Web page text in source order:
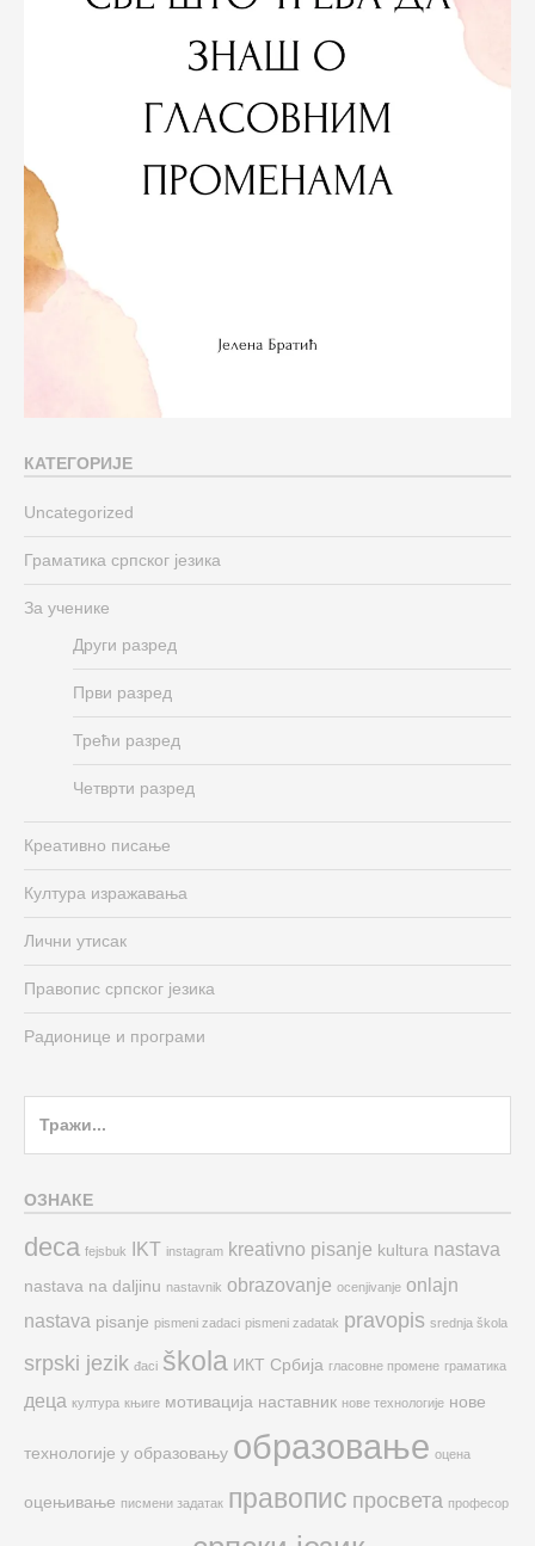
КАТЕГОРИЈЕ
Uncategorized
Граматика српског језика
За ученике
Други разред
Први разред
Трећи разред
Четврти разред
Креативно писање
Култура изражавања
Лични утисак
Правопис српског језика
Радионице и програми
ОЗНАКЕ
deca fejsbuk IKT instagram kreativno pisanje kultura nastava
nastava na daljinu nastavnik obrazovanje ocenjivanje onlajn
nastava pisanje pismeni zadaci pismeni zadatak pravopis srednja škola
srpski jezik đaci škola ИКТ Србија гласовне промене граматика
деца култура књиге мотивација наставник нове технологије нове
технологије у образовању образовање оцена
оцењивање писмени задатак правопис просвета професор